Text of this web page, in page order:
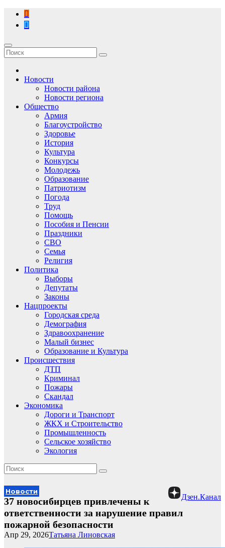
Перейти
содержимому
Новости
Новости района
Новости региона
Общество
Армия
Благоустройство
Здоровье
История
Культура
Конкурсы
Молодежь
Образование
Патриотизм
Погода
Труд
Помощь
Пособия и Пенсии
Праздники
СВО
Семья
Религия
Политика
Выборы
Депутаты
Законы
Нацпроекты
Городская среда
Демография
Здравоохранение
Малый бизнес
Образование и Культура
Происшествия
ДТП
Криминал
Пожары
Скандал
Экономика
Дороги и Транспорт
ЖКХ и Строительство
Промышленность
Сельское хозяйство
Экология
Новости
Дзен.Канал
37 новосибирцев привлечены к
ответственности за нарушение правил
пожарной безопасности
Татьяна Линовская
Апр 29, 2026